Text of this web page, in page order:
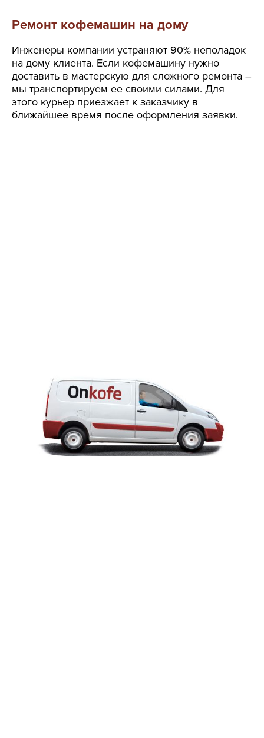
Ремонт кофемашин на дому
Инженеры компании устраняют 90% неполадок
на дому клиента. Если кофемашину нужно
доставить в мастерскую для сложного ремонта –
мы транспортируем ее своими силами. Для
этого курьер приезжает к заказчику в
ближайшее время после оформления заявки.